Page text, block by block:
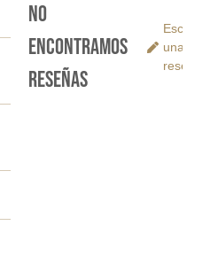
No
encontramos
reseñas
Escribe
una
reseña